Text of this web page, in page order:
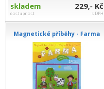
skladem
dostupnost
229,- Kč
s DPH
Magnetické příběhy - Farma